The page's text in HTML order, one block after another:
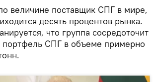
величине поставщик СПГ в мире,
десять процентов рынка.
что группа сосредоточит
портфель СПГ в объеме примерно